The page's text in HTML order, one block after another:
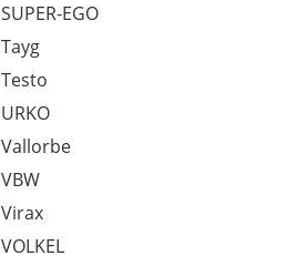
SUPER-EGO
Tayg
Testo
URKO
Vallorbe
VBW
Virax
VOLKEL